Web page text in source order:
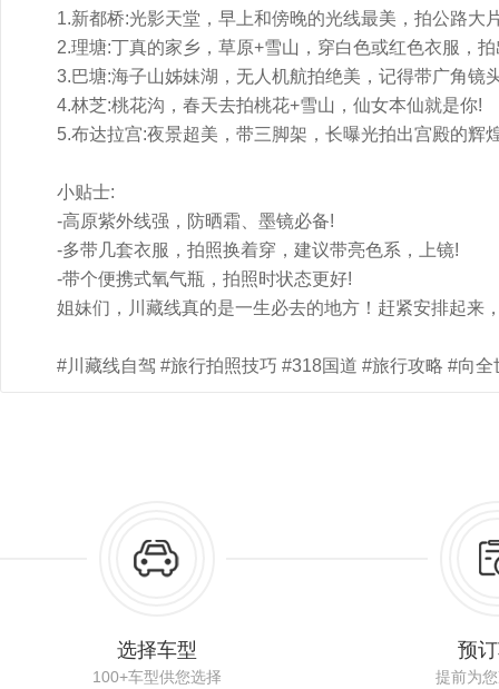
1.新都桥:光影天堂，早上和傍晚的光线最美，拍公路大
2.理塘:丁真的家乡，草原+雪山，穿白色或红色衣服，
3.巴塘:海子山姊妹湖，无人机航拍绝美，记得带广角镜
4.林芝:桃花沟，春天去拍桃花+雪山，仙女本仙就是你!
5.布达拉宫:夜景超美，带三脚架，长曝光拍出宫殿的辉
小贴士:
-高原紫外线强，防晒霜、墨镜必备!
-多带几套衣服，拍照换着穿，建议带亮色系，上镜!
-带个便携式氧气瓶，拍照时状态更好!
姐妹们，川藏线真的是一生必去的地方！赶紧安排起来
#川藏线自驾 #旅行拍照技巧 #318国道 #旅行攻略 #向
选择车型
100+车型供您选择
预
提前为